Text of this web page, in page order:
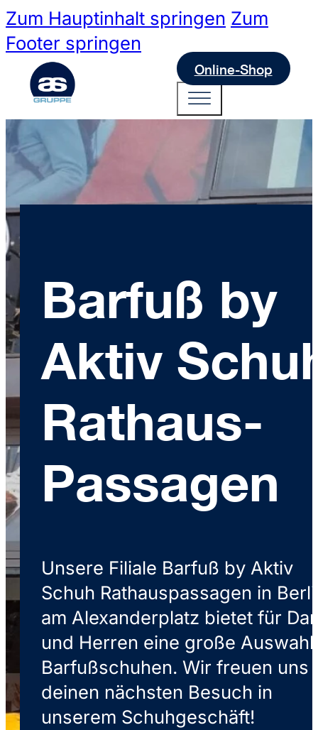
Zum Hauptinhalt springen Zum
Footer springen
Online-Shop
Barfuß by
Aktiv
Rathaus-
Passagen
Unsere Filiale Barfuß by Aktiv
Schuh Rathauspassagen in
am Alexanderplatz bietet für
und Herren eine große Auswahl
Barfußschuhen. Wir freuen uns
deinen nächsten Besuch in
unserem Schuhgeschäft!